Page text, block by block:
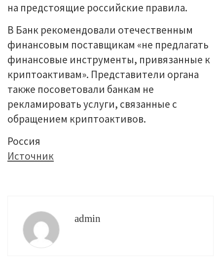
на предстоящие российские правила.
В Банк рекомендовали отечественным
финансовым поставщикам «не предлагать
финансовые инструменты, привязанные к
криптоактивам». Представители органа
также посоветовали банкам не
рекламировать услуги, связанные с
обращением криптоактивов.
Россия
Источник
admin